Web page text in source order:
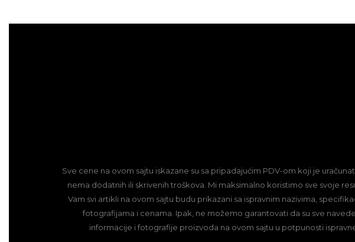
Sve cene na ovom sajtu iskazane su sa pripadajućim PDV-om koji je
nema dodatnih ili skrivenih troškova. Mi maksimalno koristimo sve svoje
Vam svi artikli na ovom sajtu budu prikazani sa ispravnim nazivima,
fotografijama i cenama. Ipak, ne možemo garantovati da su sve
informacije i fotografije proizvoda na ovom sajtu u potpunosti